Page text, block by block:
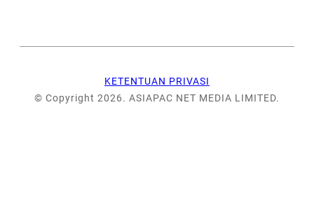
KETENTUAN PRIVASI
© Copyright 2026. ASIAPAC NET MEDIA LIMITED.